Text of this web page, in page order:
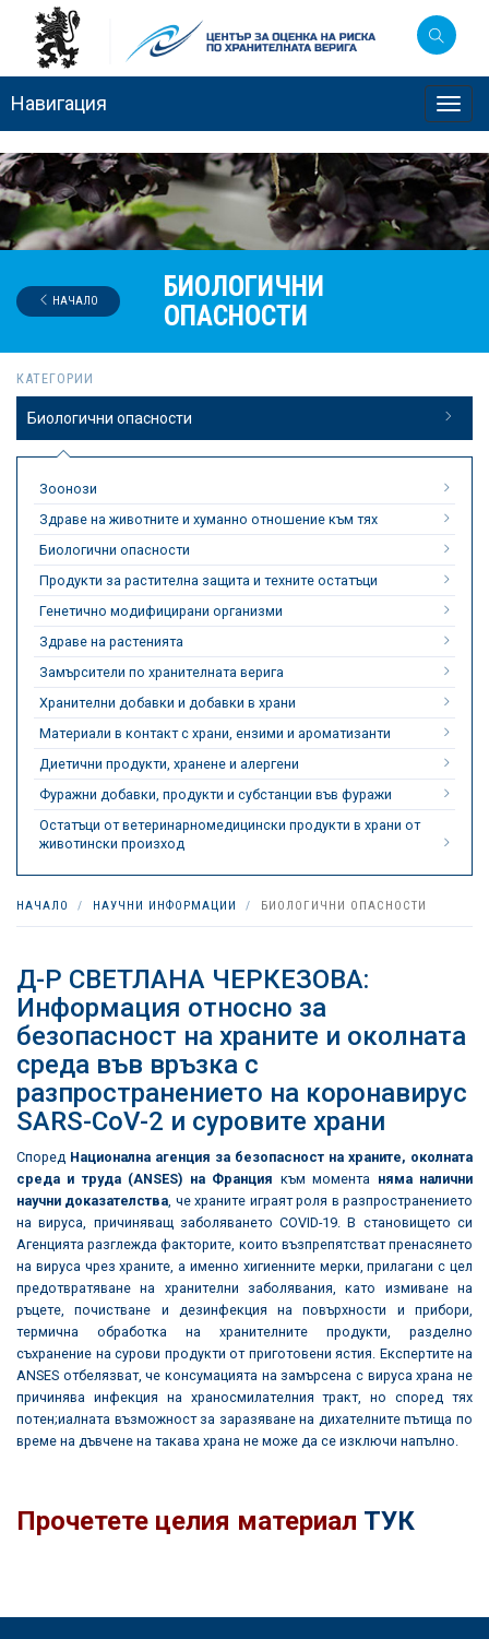
Навигация
БИОЛОГИЧНИ
ОПАСНОСТИ
НАЧАЛО
КАТЕГОРИИ
Биологични опасности
Зоонози
Здраве на животните и хуманно отношение към тях
Биологични опасности
Продукти за растителна защита и техните остатъци
Генетично модифицирани организми
Здраве на растенията
Замърсители по хранителната верига
Хранителни добавки и добавки в храни
Материали в контакт с храни, ензими и ароматизанти
Диетични продукти, хранене и алергени
Фуражни добавки, продукти и субстанции във фуражи
Остатъци от ветеринарномедицински продукти в храни от
животински произход
НАЧАЛО НАУЧНИ ИНФОРМАЦИИ БИОЛОГИЧНИ ОПАСНОСТИ
Д-Р СВЕТЛАНА ЧЕРКЕЗОВА:
Информация относно за
безопасност на храните и околната
среда във връзка с
разпространението на коронавирус
SARS-CoV-2 и суровите храни
Според Национална агенция за безопасност на храните, околната
среда и труда (ANSES) на Франция към момента няма налични
научни доказателства , че храните играят роля в разпространението
на вируса, причиняващ заболяването COVID-19. В становището си
Агенцията разглежда факторите, които възпрепятстват пренасянето
на вируса чрез храните, а именно хигиенните мерки, прилагани с цел
предотвратяване на хранителни заболявания, като измиване на
ръцете, почистване и дезинфекция на повърхности и прибори,
термична обработка на хранителните продукти, разделно
съхранение на сурови продукти от приготовени ястия. Експертите на
ANSES отбелязват, че консумацията на замърсена с вируса храна не
причинява инфекция на храносмилателния тракт, но според тях
потен;иалната възможност за заразяване на дихателните пътища по
време на дъвчене на такава храна не може да се изключи напълно.
Прочетете целия материал ТУК